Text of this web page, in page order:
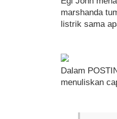
marshanda
listrik sama
Dalam
menuliskan